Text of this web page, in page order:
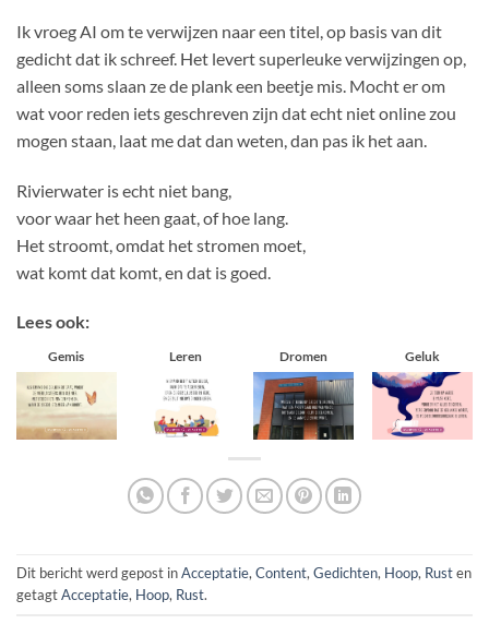
Ik vroeg AI om te verwijzen naar een titel, op basis van dit
gedicht dat ik schreef. Het levert superleuke verwijzingen op,
alleen soms slaan ze de plank een beetje mis. Mocht er om
wat voor reden iets geschreven zijn dat echt niet online zou
mogen staan, laat me dat dan weten, dan pas ik het aan.
Rivierwater is echt niet bang,
voor waar het heen gaat, of hoe lang.
Het stroomt, omdat het stromen moet,
wat komt dat komt, en dat is goed.
Lees ook:
Gemis Leren Dromen Geluk
Dit bericht werd gepost inAcceptatie,Content,Gedichten, Hoop, Rusten
getagtAcceptatie, Hoop, Rust.